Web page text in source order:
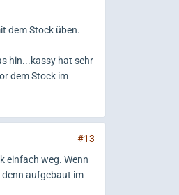
dem Stock üben.
hin...kassy hat sehr
dem Stock im
#13
einfach weg. Wenn
denn aufgebaut im